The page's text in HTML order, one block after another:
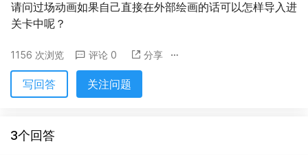
请问过场动画如果自己直接在外部绘画的话可以怎样导入进
关卡中呢？
1156 次浏览 评论 0 分享
写回答 关注问题
3个回答